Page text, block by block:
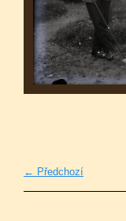
← Předchozí